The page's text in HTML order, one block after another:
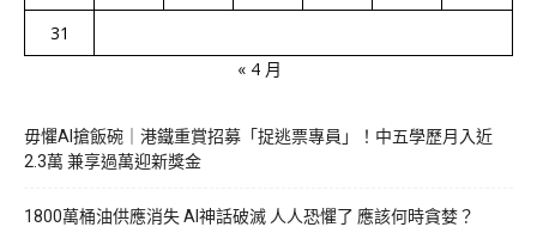
31
« 4 月
毋懼AI搶飯碗｜港鐵重賞招募「捉逃票專員」！中五學歷月入近
2.3萬 兼享過萬迎新獎金
1800萬桶油供應消失 AI神話破滅 人人恐懼了 應該何時貪婪？